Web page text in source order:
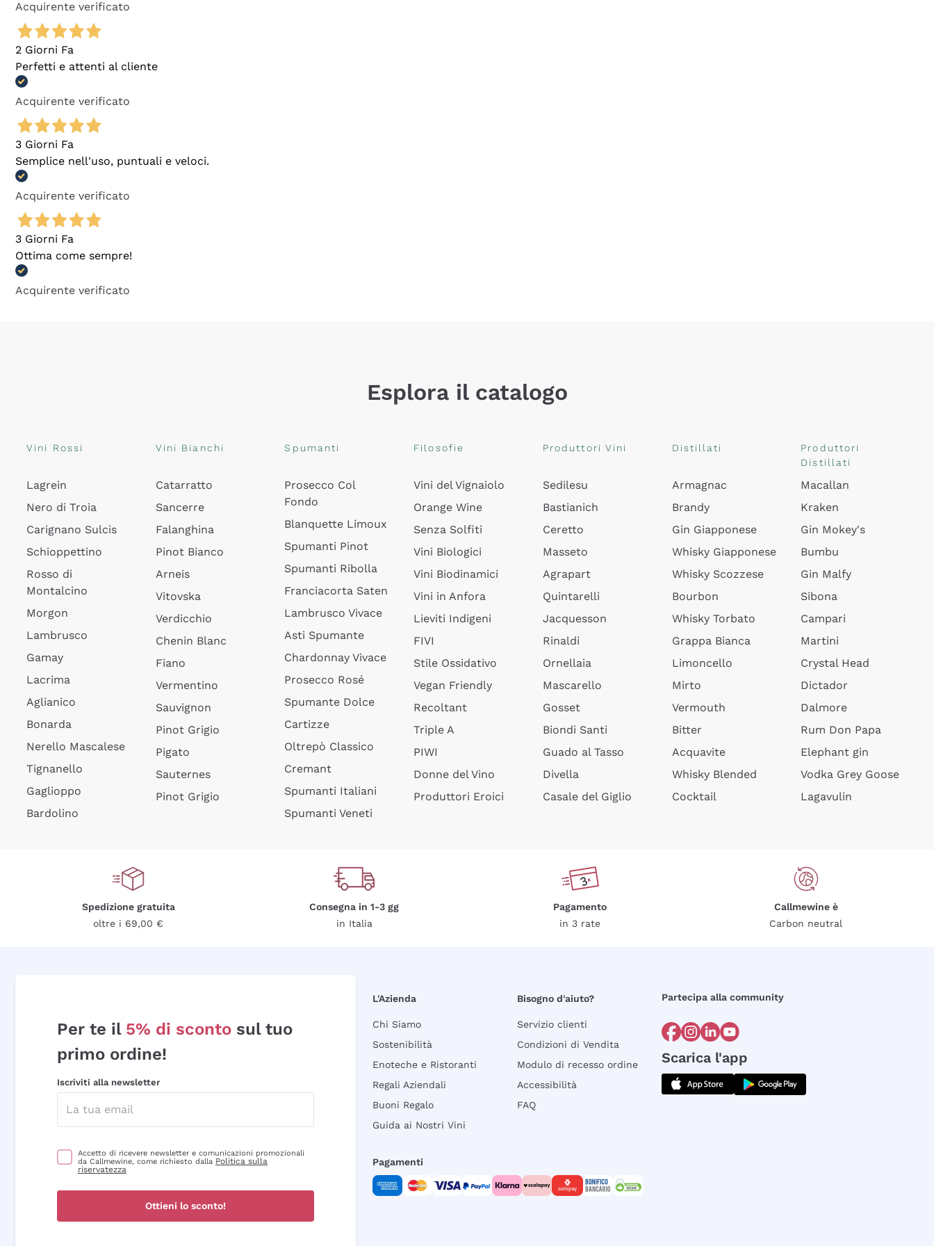
Acquirente verificato
2 Giorni Fa
Perfetti e attenti al cliente
Acquirente verificato
3 Giorni Fa
Semplice nell'uso, puntuali e veloci.
Acquirente verificato
3 Giorni Fa
Ottima come sempre!
Acquirente verificato
Esplora il catalogo
Vini Rossi
Lagrein
Nero di Troia
Carignano Sulcis
Schioppettino
Rosso di
Montalcino
Morgon
Lambrusco
Gamay
Lacrima
Aglianico
Bonarda
Nerello Mascalese
Tignanello
Gaglioppo
Bardolino
Vini Bianchi
Catarratto
Sancerre
Falanghina
Pinot Bianco
Arneis
Vitovska
Verdicchio
Chenin Blanc
Fiano
Vermentino
Sauvignon
Pinot Grigio
Pigato
Sauternes
Pinot Grigio
Spumanti
Prosecco Col
Fondo
Blanquette Limoux
Spumanti Pinot
Spumanti Ribolla
Franciacorta Saten
Lambrusco Vivace
Asti Spumante
Chardonnay Vivace
Prosecco Rosé
Spumante Dolce
Cartizze
Oltrepò Classico
Cremant
Spumanti Italiani
Spumanti Veneti
Filosofie
Vini del Vignaiolo
Orange Wine
Senza Solfiti
Vini Biologici
Vini Biodinamici
Vini in Anfora
Lieviti Indigeni
FIVI
Stile Ossidativo
Vegan Friendly
Recoltant
Triple A
PIWI
Donne del Vino
Produttori Eroici
Produttori Vini
Sedilesu
Bastianich
Ceretto
Masseto
Agrapart
Quintarelli
Jacquesson
Rinaldi
Ornellaia
Mascarello
Gosset
Biondi Santi
Guado al Tasso
Divella
Casale del Giglio
Distillati
Armagnac
Brandy
Gin Giapponese
Whisky Giapponese
Whisky Scozzese
Bourbon
Whisky Torbato
Grappa Bianca
Limoncello
Mirto
Vermouth
Bitter
Acquavite
Whisky Blended
Cocktail
Produttori
Distillati
Macallan
Kraken
Gin Mokey's
Bumbu
Gin Malfy
Sibona
Campari
Martini
Crystal Head
Dictador
Dalmore
Rum Don Papa
Elephant gin
Vodka Grey Goose
Lagavulin
Spedizione gratuita
oltre i 69,00 €
Consegna in 1-3 gg
in Italia
Pagamento
in 3 rate
Callmewine è
Carbon neutral
Per te il 5% di sconto sul tuo
primo ordine!
Iscriviti alla newsletter
Accetto di ricevere newsletter e comunicazioni promozionali
da Callmewine, come richiesto dalla Politica sulla
riservatezza
Ottieni lo sconto!
L'Azienda
Chi Siamo
Sostenibilità
Enoteche e Ristoranti
Regali Aziendali
Buoni Regalo
Guida ai Nostri Vini
Bisogno d'aiuto?
Servizio clienti
Condizioni di Vendita
Modulo di recesso ordine
Accessibilità
FAQ
Partecipa alla community
Scarica l'app
Pagamenti